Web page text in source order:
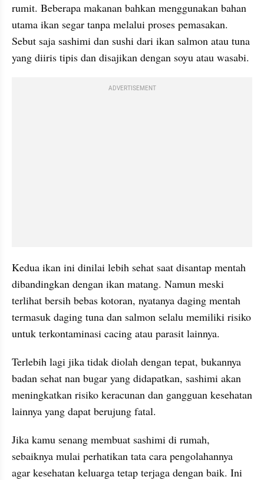
rumit. Beberapa makanan bahkan menggunakan bahan
utama ikan segar tanpa melalui proses pemasakan.
Sebut saja sashimi dan sushi dari ikan salmon atau tuna
yang diiris tipis dan disajikan dengan soyu atau wasabi.
ADVERTISEMENT
Kedua ikan ini dinilai lebih sehat saat disantap mentah
dibandingkan dengan ikan matang. Namun meski
terlihat bersih bebas kotoran, nyatanya daging mentah
termasuk daging tuna dan salmon selalu memiliki risiko
untuk terkontaminasi cacing atau parasit lainnya.
Terlebih lagi jika tidak diolah dengan tepat, bukannya
badan sehat nan bugar yang didapatkan, sashimi akan
meningkatkan risiko keracunan dan gangguan kesehatan
lainnya yang dapat berujung fatal.
Jika kamu senang membuat sashimi di rumah,
sebaiknya mulai perhatikan tata cara pengolahannya
agar kesehatan keluarga tetap terjaga dengan baik. Ini